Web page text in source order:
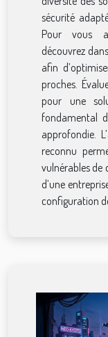
sécurité
Pour vous
découvrez
afin
proches.
pour une
fondamental
approfondie.
reconnu
vulnérables de
d’une
configuration